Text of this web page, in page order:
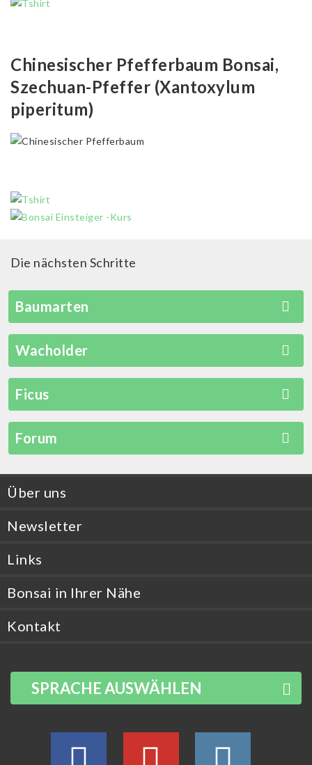
Chinesischer Pfefferbaum Bonsai,
Szechuan-Pfeffer (Xantoxylum
piperitum)
Die nächsten Schritte
Baumarten
Wacholder
Ficus
Forum
Über uns
Newsletter
Links
Bonsai in Ihrer Nähe
Kontakt
SPRACHE AUSWÄHLEN